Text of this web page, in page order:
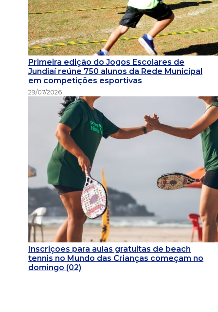
Primeira edição do Jogos Escolares de
Jundiaí reúne 750 alunos da Rede Municipal
em competições esportivas
29/07/2026
Inscrições para aulas gratuitas de beach
tennis no Mundo das Crianças começam no
domingo (02)